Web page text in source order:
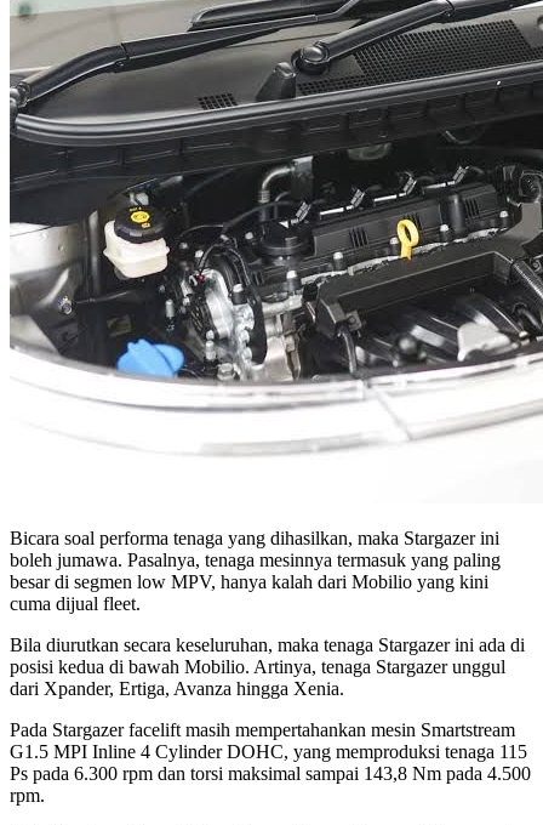
Bicara soal performa tenaga yang dihasilkan, maka Stargazer ini
boleh jumawa. Pasalnya, tenaga mesinnya termasuk yang paling
besar di segmen low MPV, hanya kalah dari Mobilio yang kini
cuma dijual fleet.
Bila diurutkan secara keseluruhan, maka tenaga Stargazer ini ada di
posisi kedua di bawah Mobilio. Artinya, tenaga Stargazer unggul
dari Xpander, Ertiga, Avanza hingga Xenia.
Pada Stargazer facelift masih mempertahankan mesin Smartstream
G1.5 MPI Inline 4 Cylinder DOHC, yang memproduksi tenaga 115
Ps pada 6.300 rpm dan torsi maksimal sampai 143,8 Nm pada 4.500
rpm.